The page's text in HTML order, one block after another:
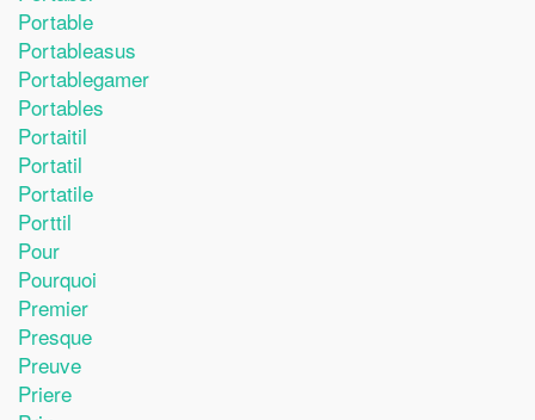
Portable
Portableasus
Portablegamer
Portables
Portaitil
Portatil
Portatile
Porttil
Pour
Pourquoi
Premier
Presque
Preuve
Priere